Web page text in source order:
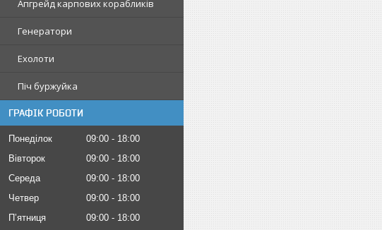
Апгрейд карпових корабликів
Генератори
Ехолоти
Піч буржуйка
ГРАФІК РОБОТИ
Понеділок 09:00
18:00
Вівторок
09:00
18:00
Середа
09:00
18:00
Четвер
09:00
18:00
Пʼятниця
09:00
18:00